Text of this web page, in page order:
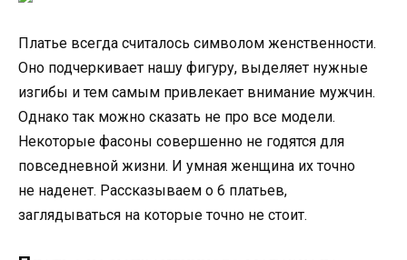
Платье всегда считалось символом женственности.
Оно подчеркивает нашу фигуру, выделяет нужные
изгибы и тем самым привлекает внимание мужчин.
Однако так можно сказать не про все модели.
Некоторые фасоны совершенно не годятся для
повседневной жизни. И умная женщина их точно
не наденет. Рассказываем о 6 платьев,
заглядываться на которые точно не стоит.